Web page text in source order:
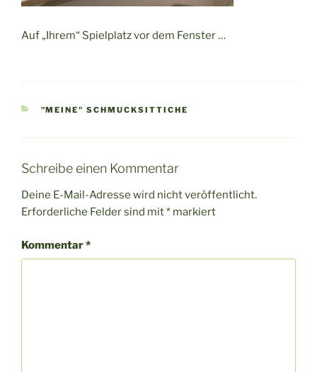
Auf „Ihrem“ Spielplatz vor dem Fenster …
KATEGORIEN
"MEINE" SCHMUCKSITTICHE
Schreibe einen Kommentar
Deine E-Mail-Adresse wird nicht veröffentlicht.
Erforderliche Felder sind mit* markiert
Kommentar*